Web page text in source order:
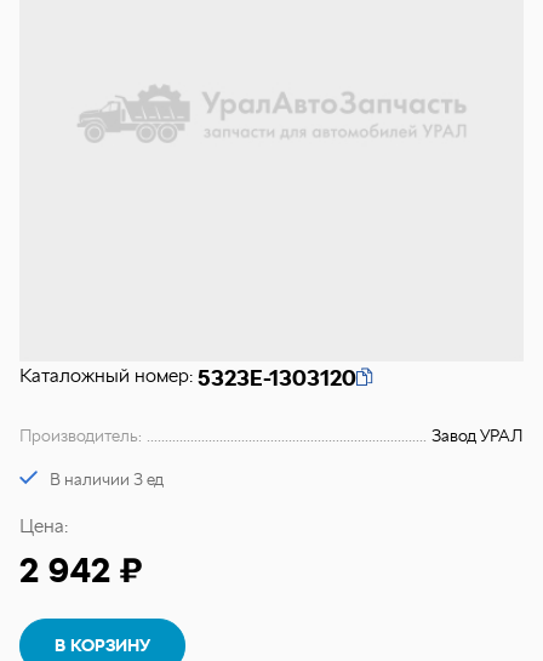
Каталожный номер: 5323Е-1303120
Производитель: Завод УРАЛ
В наличии 3 ед
Цена:
2 942 ₽
В КОРЗИНУ